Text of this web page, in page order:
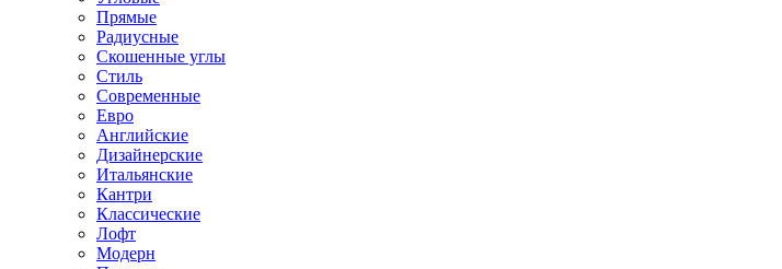
Прямые
Радиусные
Скошенные углы
Стиль
Современные
Евро
Английские
Дизайнерские
Итальянские
Кантри
Классические
Лофт
Модерн